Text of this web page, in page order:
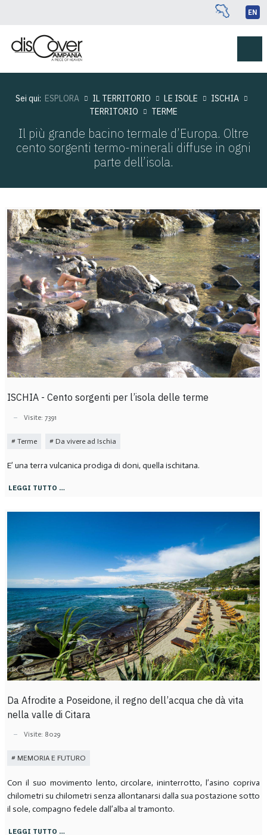
EN
Sei qui: ESPLORA IL TERRITORIO LE ISOLE
ISCHIA
TERRITORIO
TERME
Il più grande bacino termale d’Europa. Oltre
cento sorgenti termo-minerali diffuse in ogni
parte dell’isola.
ISCHIA - Cento sorgenti per l’isola delle terme
Visite: 7391
Terme Da vivere ad Ischia
E’ una terra vulcanica prodiga di doni, quella ischitana.
LEGGI TUTTO …
Da Afrodite a Poseidone, il regno dell’acqua che dà vita
nella valle di Citara
Visite: 8029
MEMORIA E FUTURO
Con il suo movimento lento, circolare, ininterrotto, l’asino copriva
chilometri su chilometri senza allontanarsi dalla sua postazione sotto
il sole, compagno fedele dall’alba al tramonto.
LEGGI TUTTO …